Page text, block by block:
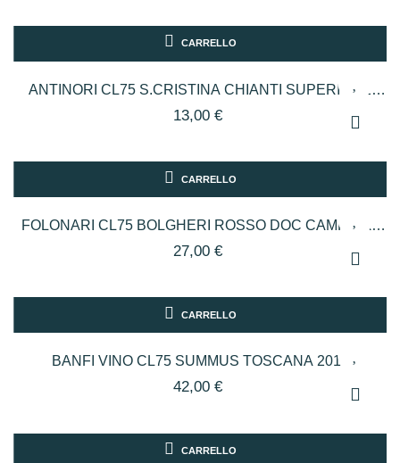
CARRELLO
ANTINORI CL75 S.CRISTINA CHIANTI SUPERIORE
DOCG
13,00 €
CARRELLO
FOLONARI CL75 BOLGHERI ROSSO DOC CAMPO AL
MARE
27,00 €
CARRELLO
BANFI VINO CL75 SUMMUS TOSCANA 2016
42,00 €
CARRELLO